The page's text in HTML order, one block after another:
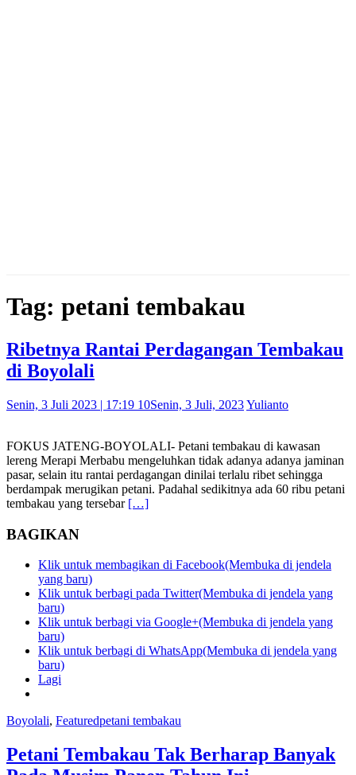
Tag: petani tembakau
Ribetnya Rantai Perdagangan Tembakau
di Boyolali
Senin, 3 Juli 2023 | 17:19 10Senin, 3 Juli, 2023Yulianto
FOKUS JATENG-BOYOLALI- Petani tembakau di kawasan
lereng Merapi Merbabu mengeluhkan tidak adanya adanya jaminan
pasar, selain itu rantai perdagangan dinilai terlalu ribet sehingga
berdampak merugikan petani. Padahal sedikitnya ada 60 ribu petani
tembakau yang tersebar […]
BAGIKAN
Klik untuk membagikan di Facebook(Membuka di jendela
yang baru)
Klik untuk berbagi pada Twitter(Membuka di jendela yang
baru)
Klik untuk berbagi via Google+(Membuka di jendela yang
baru)
Klik untuk berbagi di WhatsApp(Membuka di jendela yang
baru)
Lagi
Boyolali, Featuredpetani tembakau
Petani Tembakau Tak Berharap Banyak